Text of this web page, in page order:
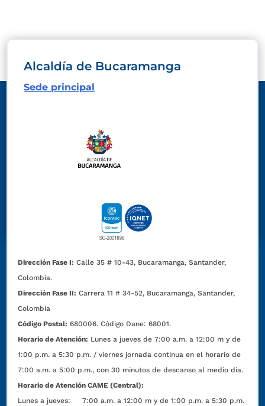
Alcaldía de Bucaramanga
Sede principal
Dirección Fase I: Calle 35 # 10-43, Bucaramanga, Santander,
Colombia.
Dirección Fase II: Carrera 11 # 34-52, Bucaramanga, Santander,
Colombia
Código Postal: 680006. Código Dane: 68001.
Horario de Atención: Lunes a jueves de 7:00 a.m. a 12:00 m y de
1:00 p.m. a 5:30 p.m. / viernes jornada continua en el horario de
7:00 a.m. a 5:00 p.m., con 30 minutos de descanso al medio día.
Horario de Atención CAME (Central):
Lunes a jueves: 7:00 a.m. a 12:00 m y de 1:00 p.m. a 5:30 p.m.